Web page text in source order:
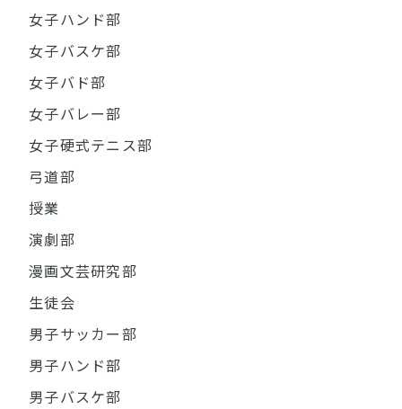
女子ハンド部
女子バスケ部
女子バド部
女子バレー部
女子硬式テニス部
弓道部
授業
演劇部
漫画文芸研究部
生徒会
男子サッカー部
男子ハンド部
男子バスケ部